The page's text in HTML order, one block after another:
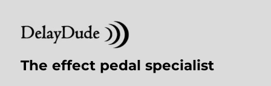
The effect pedal specialist